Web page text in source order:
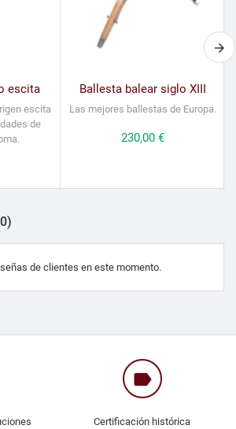
escita
escita
de
Ballesta balear siglo XIII
Las mejores ballestas de Europa.
Precio
230,00 €
de clientes en este momento.
label
Certificación histórica